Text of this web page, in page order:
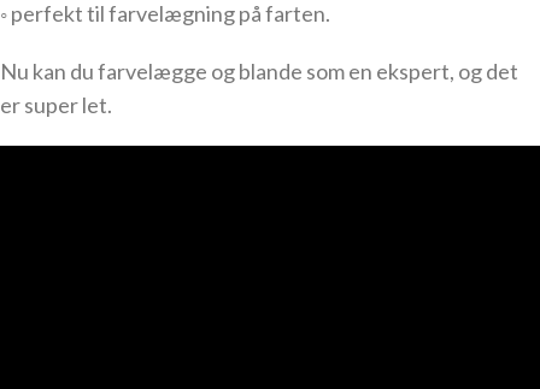
◦ perfekt til farvelægning på farten.
Nu kan du farvelægge og blande som en ekspert, og det
er super let.